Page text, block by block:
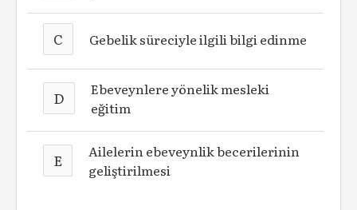
C Gebelik süreciyle ilgili bilgi edinme
D
Ebeveynlere yönelik mesleki
eğitim
E
Ailelerin ebeveynlik becerilerinin
geliştirilmesi